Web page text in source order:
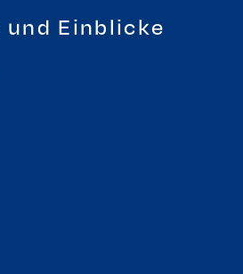
Einblicke